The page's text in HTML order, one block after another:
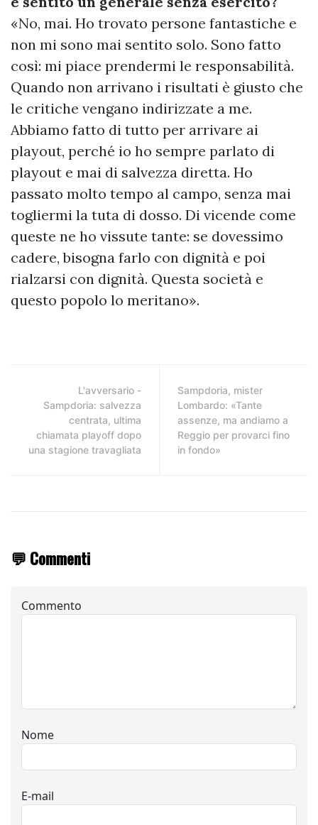
«No, mai. Ho trovato persone fantastiche e
non mi sono mai sentito solo. Sono fatto
così: mi piace prendermi le responsabilità.
Quando non arrivano i risultati è giusto che
le critiche vengano indirizzate a me.
Abbiamo fatto di tutto per arrivare ai
playout, perché io ho sempre parlato di
playout e mai di salvezza diretta. Ho
passato molto tempo al campo, senza mai
togliermi la tuta di dosso. Di vicende come
queste ne ho vissute tante: se dovessimo
cadere, bisogna farlo con dignità e poi
rialzarsi con dignità. Questa società e
questo popolo lo meritano».
L'avversario -
Sampdoria: salvezza
centrata, ultima
chiamata playoff dopo
una stagione travagliata
Sampdoria, mister
Lombardo: «Tante
assenze, ma andiamo a
Reggio per provarci fino
in fondo»
💬 Commenti